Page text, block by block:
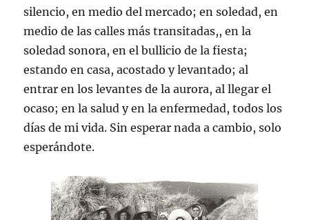
silencio, en medio del mercado; en soledad, en
medio de las calles más transitadas,, en la
soledad sonora, en el bullicio de la fiesta;
estando en casa, acostado y levantado; al
entrar en los levantes de la aurora, al llegar el
ocaso; en la salud y en la enfermedad, todos los
días de mi vida. Sin esperar nada a cambio, solo
esperándote.